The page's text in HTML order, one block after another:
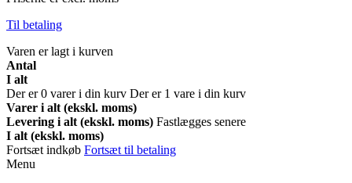
Til betaling
Varen er lagt i kurven
Antal
I alt
Der er0 varer i din kurv Der er 1 vare i din kurv
Varer i alt (ekskl. moms)
Levering i alt (ekskl. moms) Fastlægges senere
I alt (ekskl. moms)
Fortsæt indkøb Fortsæt til betaling
Menu